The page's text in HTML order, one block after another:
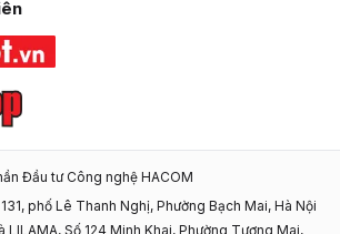
Đầu tư Công nghệ HACOM
phố Lê Thanh Nghị, Phường Bạch Mai, Hà Nội
LILAMA, Số 124 Minh Khai, Phường Tương Mai,